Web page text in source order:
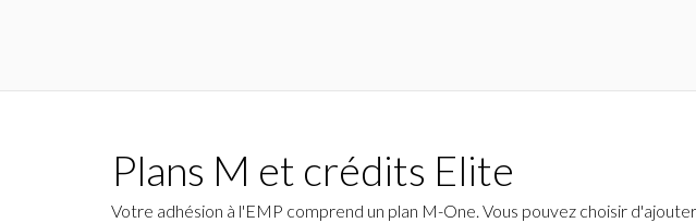
Plans M et crédits Elite
Votre adhésion à l'EMP comprend un plan M-One. Vous pouvez choisir